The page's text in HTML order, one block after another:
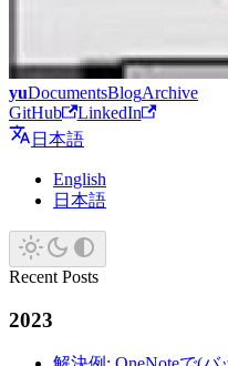
yuDocumentsBlogArchive
GitHub
LinkedIn
日本語
English
日本語
Recent Posts
2023